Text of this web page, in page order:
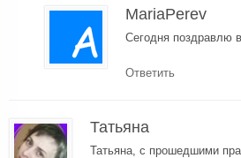
MariaPerev
Сегодня поздравлю
Ответить
Татьяна
Татьяна, с прошедшими